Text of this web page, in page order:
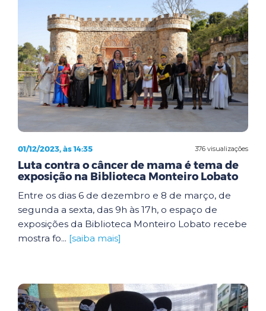
376 visualizações
01/12/2023, às 14:35
Luta contra o câncer de mama é tema de
exposição na Biblioteca Monteiro Lobato
Entre os dias 6 de dezembro e 8 de março, de
segunda a sexta, das 9h às 17h, o espaço de
exposições da Biblioteca Monteiro Lobato recebe
mostra fo... [saiba mais]